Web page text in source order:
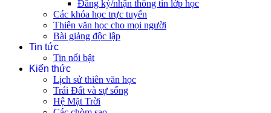
Đăng ký/nhận thông tin lớp học
Các khóa học trực tuyến
Thiên văn học cho mọi người
Bài giảng độc lập
Tin tức
Tin nổi bật
Kiến thức
Lịch sử thiên văn học
Trái Đất và sự sống
Hệ Mặt Trời